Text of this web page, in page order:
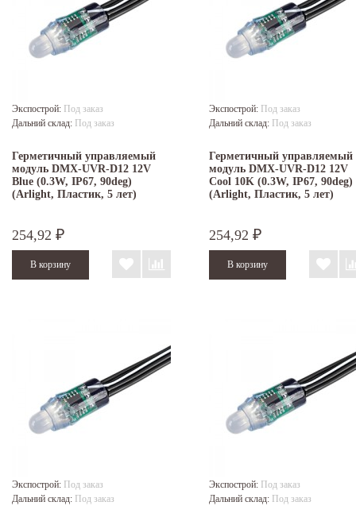
Экспострой: Под заказ
Дальний склад: Под заказ
Герметичный управляемый
модуль DMX-UVR-D12 12V
Blue (0.3W, IP67, 90deg)
(Arlight, Пластик, 5 лет)
254,92 ₽
Экспострой: Под заказ
Дальний склад: Под заказ
Герметичный управляемый
модуль DMX-UVR-D12 12V
Cool 10K (0.3W, IP67, 90deg)
(Arlight, Пластик, 5 лет)
254,92 ₽
Экспострой: Под заказ
Дальний склад: Под заказ
Экспострой: Под заказ
Дальний склад: Под заказ